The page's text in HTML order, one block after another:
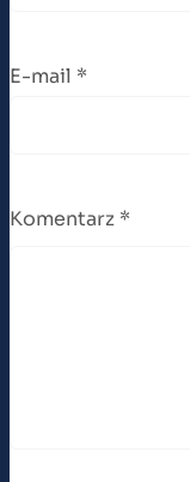
E-mail *
Komentarz *